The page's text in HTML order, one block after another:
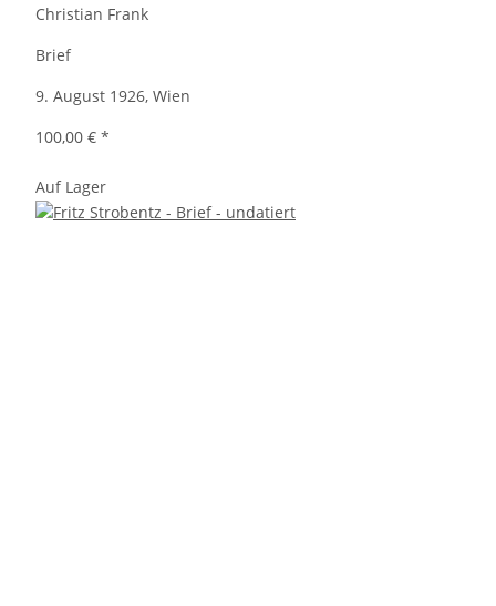
Christian Frank
Brief
9. August 1926, Wien
100,00 € *
Auf Lager